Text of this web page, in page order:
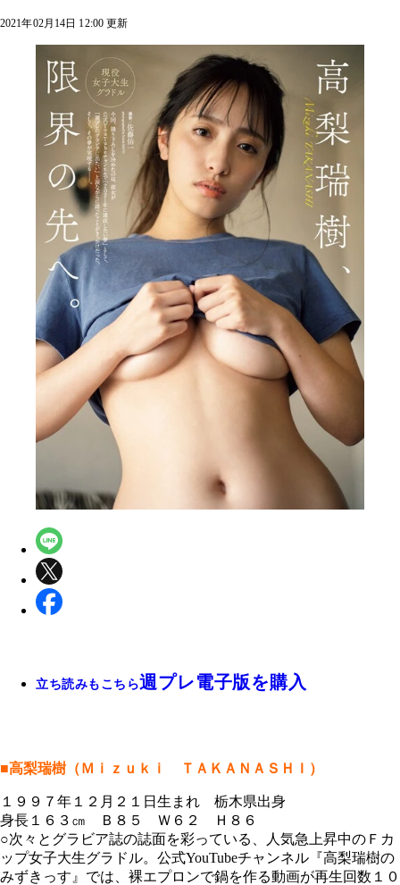
2021年02月14日 12:00 更新
立ち読みもこちら週プレ電子版を購入
■高梨瑞樹（Ｍｉｚｕｋｉ ＴＡＫＡＮＡＳＨＩ）
１９９７年１２月２１日生まれ 栃木県出身
身長１６３㎝ Ｂ８５ Ｗ６２ Ｈ８６
○次々とグラビア誌の誌面を彩っている、人気急上昇中のＦカ
ップ女子大生グラドル。公式YouTubeチャンネル『高梨瑞樹の
みずきっす』では、裸エプロンで鍋を作る動画が再生回数１０